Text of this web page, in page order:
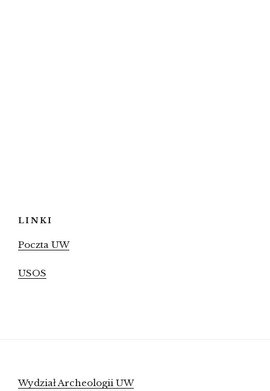
LINKI
Poczta UW
USOS
Wydział Archeologii UW